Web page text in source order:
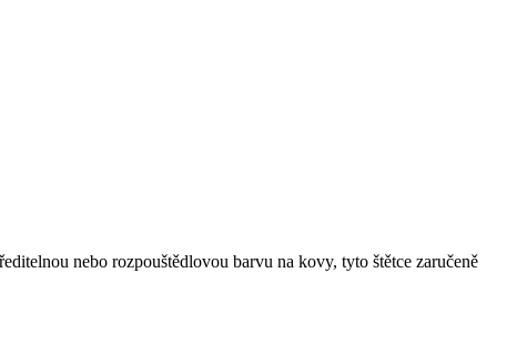
nebo rozpouštědlovou barvu na kovy, tyto štětce zaručeně